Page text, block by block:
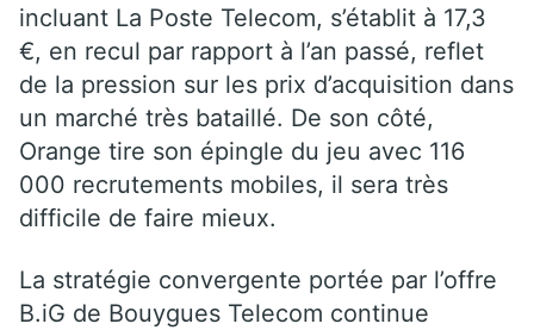
incluant La Poste Telecom, s’établit à 17,3
€, en recul par rapport à l’an passé, reflet
de la pression sur les prix d’acquisition dans
un marché très bataillé. De son côté,
Orange tire son épingle du jeu avec 116
000 recrutements mobiles, il sera très
difficile de faire mieux.
La stratégie convergente portée par l’offre
B.iG de Bouygues Telecom continue